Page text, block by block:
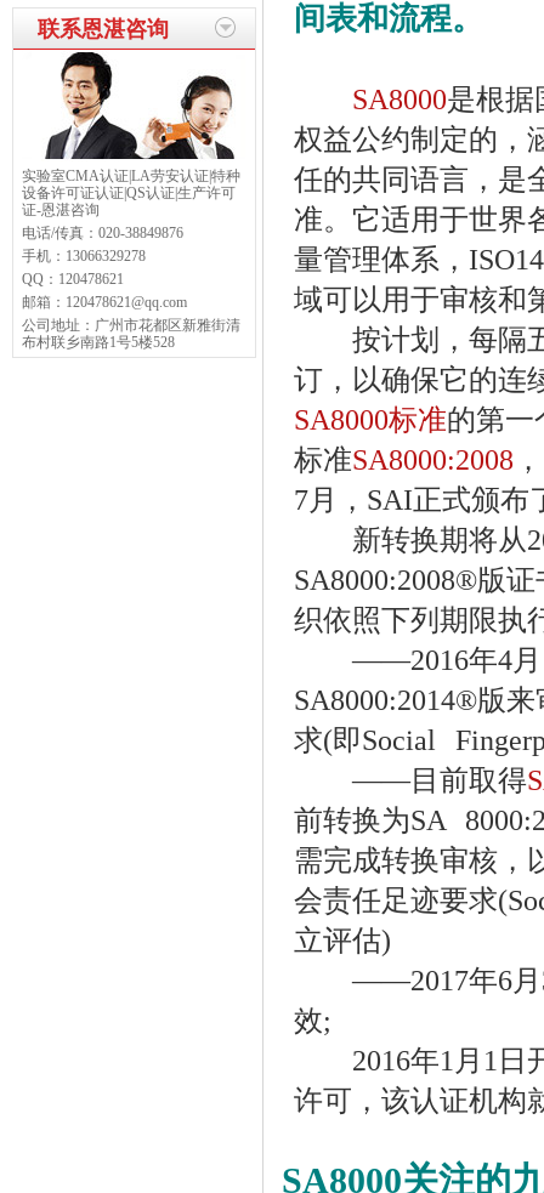
联系恩湛咨询
实验室CMA认证|LA劳安认证|特种
设备许可证认证|QS认证|生产许可
证-恩湛咨询
电话/传真： 020-38849876
手机： 13066329278
QQ： 120478621
邮箱： 120478621@qq.com
公司地址： 广州市花都区新雅街清
布村联乡南路1号5楼528
间表和流程。
SA8000是根据
权益公约制定的，
任的共同语言，是
准。它适用于世界
量管理体系，
域可以用于审核和
按计划，每隔五
订，以确保它的连
SA8000标准的第一
标准SA8000:2008
7月，SAI正式颁布
新转换期将从
SA8000:2008®版
织依照下列期限执
——2016年4月1
SA8000:2014®版
求(即Social
——目前取得
前转换为SA
需完成转换审核，
会责任足迹要求
立评估)
——2017年6月
效;
2016年1月1日开
许可，该认证机构
SA8000关注的